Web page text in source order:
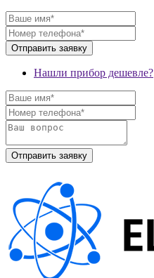
Нашли прибор дешевле?